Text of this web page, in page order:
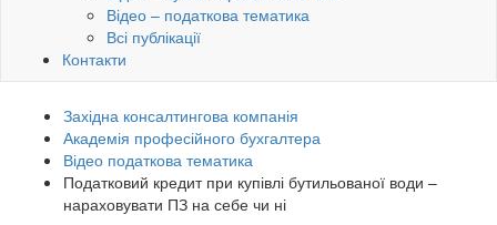
Відео – податкова тематика
Всі публікації
Контакти
Західна консалтингова компанія
Академія професійного бухгалтера
Відео податкова тематика
Податковий кредит при купівлі бутильованої води –
нараховувати ПЗ на себе чи ні